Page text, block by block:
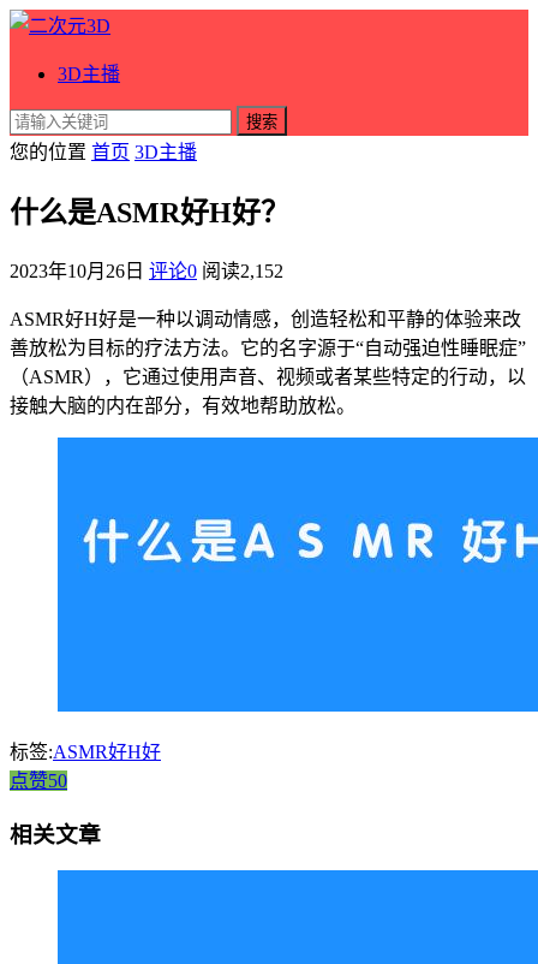
3D主播
搜索
您的位置 首页 3D主播
什么是ASMR好H好？
2023年10月26日 评论0 阅读2,152
ASMR好H好是一种以调动情感，创造轻松和平静的体验来改
善放松为目标的疗法方法。它的名字源于“自动强迫性睡眠症”
（ASMR），它通过使用声音、视频或者某些特定的行动，以
接触大脑的内在部分，有效地帮助放松。
标签:ASMR好H好
点赞50
相关文章